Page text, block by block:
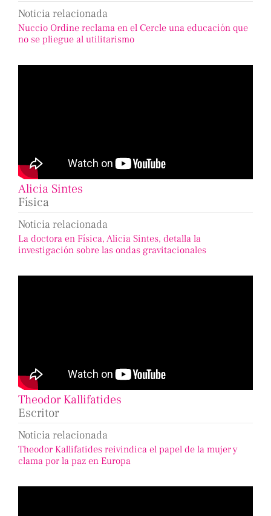
Noticia relacionada
Nuccio Ordine reclama en el Cercle una educación que
no se pliegue al utilitarismo
Alicia Sintes
Física
Noticia relacionada
La doctora en Física, Alicia Sintes, detalla la
investigación sobre las ondas gravitacionales
Theodor Kallifatides
Escritor
Noticia relacionada
Theodor Kallifatides reivindica el papel de la mujer y
clama por la paz en Europa